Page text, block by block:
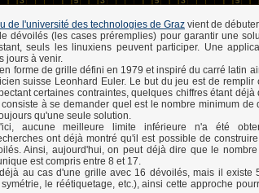
de l'université des technologies de Graz vient de
dévoilés (les cases préremplies) pour garantir une
seuls les linuxiens peuvent participer. Une
jours à venir.
forme de grille défini en 1979 et inspiré du carré latin
suisse Leonhard Euler. Le but du jeu est de remplir
certaines contraintes, quelques chiffres étant
à se demander quel est le nombre minimum de
qu'une seule solution.
aucune meilleure limite inférieure n'a été
ont déjà montré qu'il est possible de
Ainsi, aujourd'hui, on peut déjà dire que le
est compris entre 8 et 17.
au cas d'une grille avec 16 dévoilés, mais il existe
le réétiquetage, etc.), ainsi cette approche